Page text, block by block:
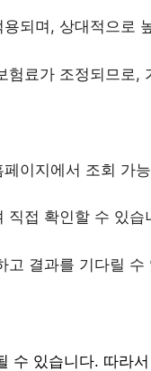
되며, 상대적으로
험료가 조정되므로,
이지에서 조회 가
직접 확인할 수 있습
고 결과를 기다릴 수
수 있습니다. 따라